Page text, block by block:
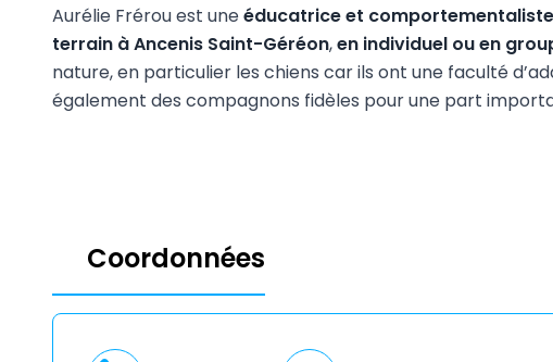
Aurélie Frérou est uneéducatrice et
terrain à Ancenis Saint-Géréon,en individuel ou en
nature, en particulier les chiens car ils ont une faculté
également des compagnons fidèles pour une part
Coordonnées